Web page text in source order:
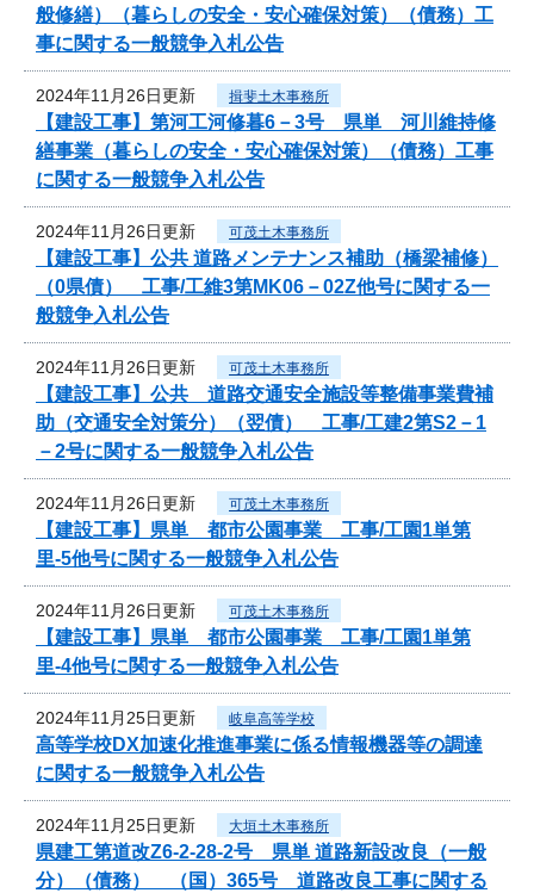
般修繕）（暮らしの安全・安心確保対策）（債務）工
事に関する一般競争入札公告
2024年11月26日更新 揖斐土木事務所
【建設工事】第河工河修暮6－3号 県単 河川維持修
繕事業（暮らしの安全・安心確保対策）（債務）工事
に関する一般競争入札公告
2024年11月26日更新 可茂土木事務所
【建設工事】公共 道路メンテナンス補助（橋梁補修）
（0県債） 工事/工維3第MK06－02Z他号に関する一
般競争入札公告
2024年11月26日更新 可茂土木事務所
【建設工事】公共 道路交通安全施設等整備事業費補
助（交通安全対策分）（翌債） 工事/工建2第S2－1
－2号に関する一般競争入札公告
2024年11月26日更新 可茂土木事務所
【建設工事】県単 都市公園事業 工事/工園1単第
里-5他号に関する一般競争入札公告
2024年11月26日更新 可茂土木事務所
【建設工事】県単 都市公園事業 工事/工園1単第
里-4他号に関する一般競争入札公告
2024年11月25日更新 岐阜高等学校
高等学校DX加速化推進事業に係る情報機器等の調達
に関する一般競争入札公告
2024年11月25日更新 大垣土木事務所
県建工第道改Z6-2-28-2号 県単 道路新設改良（一般
分）（債務） （国）365号 道路改良工事に関する